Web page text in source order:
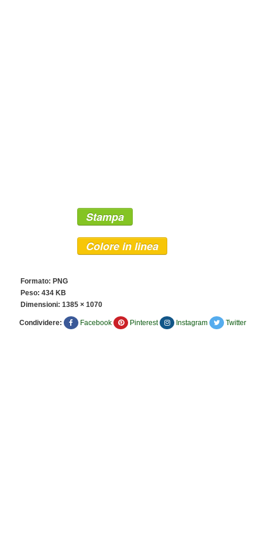
Stampa
Colore in linea
Formato: PNG
Peso: 434 KB
Dimensioni: 1385 × 1070
Condividere: Facebook Pinterest Instagram Twitter